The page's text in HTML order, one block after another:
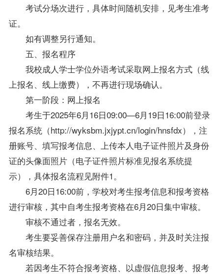
考试分场次进行，具体时间随机安排，见考生准考
证。
如有调整另行通知。
五、报名程序
我校成人学士学位外语考试采取网上报名方式（线
上报名、线上缴费），不再进行现场确认。
第一阶段：网上报名
考生于2025年6月16日09:00—6月19日16:00前登录
报名系统（http://wyksbm.jxjypt.cn/login/hnsfdx），注
册账号、填写报考信息、上传本人电子证件照片及身份
证的头像面照片（电子证件照片标准见报名系统提
示），具体报名流程见附件1。
6月20日16:00前，学校对考生报考信息和报考资格
进行审核，其中自考生报考资格在6月20日集中审核。
审核不通过者，报名无效。
考生要妥善保存注册用户名和密码，并及时关注报
名审核结果。
若因考生不符合报考资格、以虚假信息报考、报考